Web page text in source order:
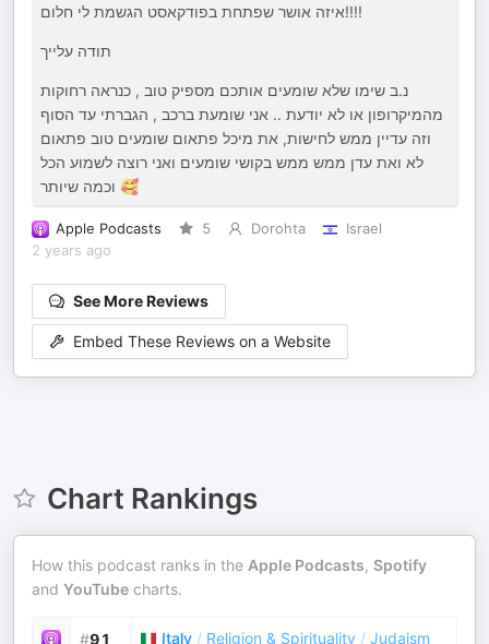
איזה אושר שפתחת בפודקאסט הגשמת לי חלום!!!!
תודה עלייך
נ.ב שימו שלא שומעים אותכם מספיק טוב , כנראה רחוקות
מהמיקרופון או לא יודעת .. אני שומעת ברכב , הגברתי עד הסוף
וזה עדיין ממש לחישות, את מיכל פתאום שומעים טוב פתאום
לא ואת עדן ממש ממש בקושי שומעים ואני רוצה לשמוע הכל
וכמה שיותר 🥰
Apple Podcasts 5 Dorohta
Israel
2 years ago
See More Reviews
Embed These Reviews on a Website
Chart Rankings
How this podcast ranks in the Apple Podcasts, Spotify
and YouTube charts.
#91 Italy / Religion & Spirituality / Judaism